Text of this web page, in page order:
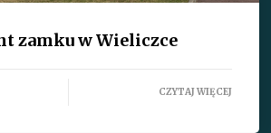
zamku w Wieliczce
CZYTAJ WIĘCEJ